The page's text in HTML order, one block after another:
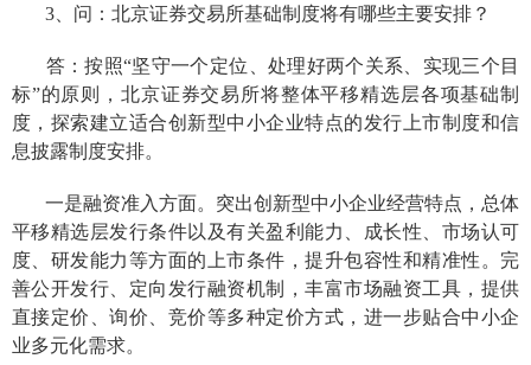
3、问：北京证券交易所基础制度将有哪些主要安排？
答：按照“坚守一个定位、处理好两个关系、实现三个目
标”的原则，北京证券交易所将整体平移精选层各项基础制
度， 探索建立适合创新型中小企业特点的发行上市制度和信
息披露制度安排。
一是融资准入方面。突出创新型中小企业经营特点，总体
平移精选层发行条件以及有关盈利能力、成长性、市场认可
度、研发能力等方面的上市条件，提升包容性和精准性。完
善公开发行、定向发行融资机制，丰富市场融资工具，提供
直接定价、询价、竞价等多种定价方式，进一步贴合中小企
业多元化需求。